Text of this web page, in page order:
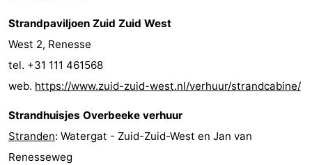
Strandpaviljoen Zuid Zuid West
West 2, Renesse
tel. +31 111 461568
web. https://www.zuid-zuid-west.nl/verhuur/strandcabine/
Strandhuisjes Overbeeke verhuur
Stranden: Watergat - Zuid-Zuid-West en Jan van
Renesseweg